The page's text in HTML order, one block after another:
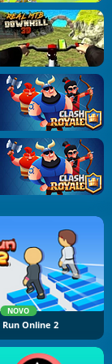
NOVO
Online 2